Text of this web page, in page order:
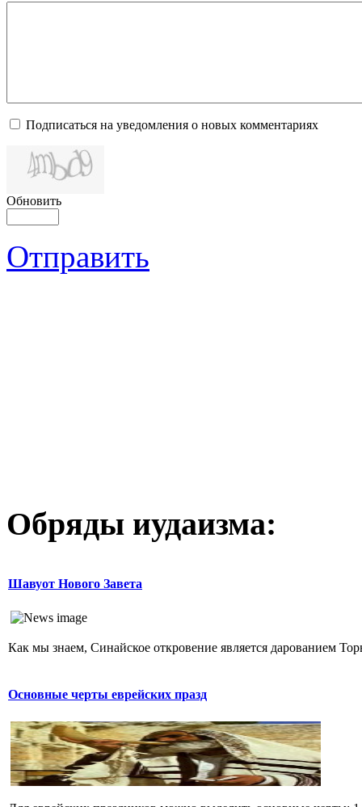
Подписаться на уведомления о новых комментариях
Обновить
Отправить
Обряды иудаизма:
Шавуот Нового Завета
Как мы знаем, Синайское откровение является дарованием
Основные черты еврейских празд